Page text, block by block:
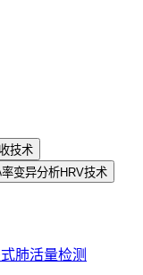
技术
变异分析HRV技术